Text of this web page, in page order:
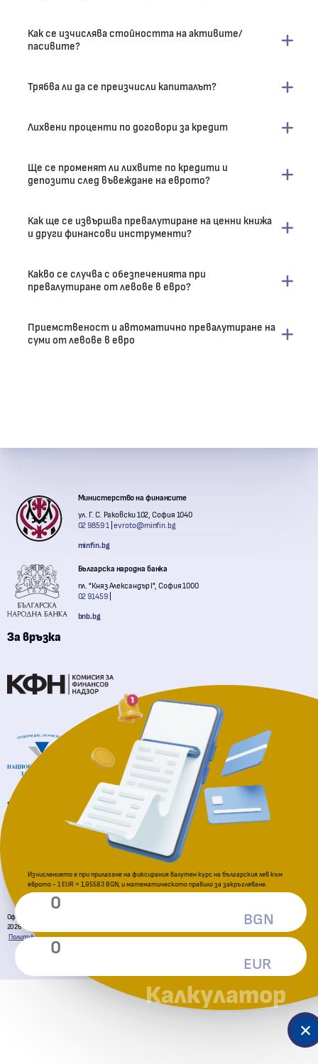
Как се изчислява стойността на активите/
пасивите?
Трябва ли да се преизчисли капиталът?
Лихвени проценти по договори за кредит
Ще се променят ли лихвите по кредити и
депозити след въвеждане на еврото?
Как ще се извършва превалутиране на ценни книжа
и други финансови инструменти?
Какво се случва с обезпеченията при
превалутиране от левове в евро?
Приемственост и автоматично превалутиране на
суми от левове в евро
Контакти с институции
Министерство на финансите
ул. Г. С. Раковски 102, София 1040
02 9859 1
evroto@minfin.bg
minfin.bg
Българска народна банка
пл. "Княз Александър I", София 1000
02 91459
bnb.bg
За връзка
Национална агенция за приходите
За подаване на сигнали
Комисия за защита на потребителите
Официална страница за приемане на еврото в Република България
2026 © Всички права запазени. Министерство на финансите
Политика за поверителност Декларация за достъпност Условия за ползване Карта на сайта
Изчислението е при прилагане на фиксирания валутен курс на българския лев към
еврото - 1 EUR = 1,95583 BGN, и математическото правило за закръгляване.
BGN
EUR
Калкулатор